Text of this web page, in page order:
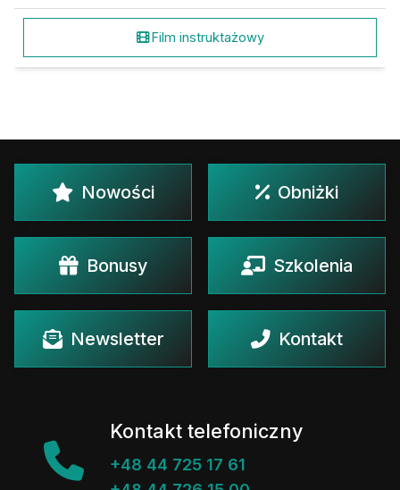
Film instruktażowy
Nowości Obniżki
Bonusy Szkolenia
Newsletter Kontakt
Kontakt telefoniczny
+48 44 725 17 61